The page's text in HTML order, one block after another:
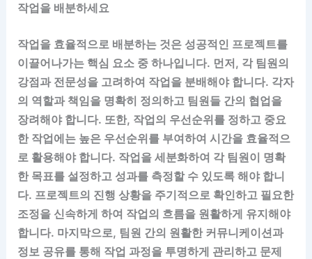
작업을 배분하세요
작업을 효율적으로 배분하는 것은 성공적인 프로젝트를
이끌어나가는 핵심 요소 중 하나입니다. 먼저, 각 팀원의
강점과 전문성을 고려하여 작업을 분배해야 합니다. 각자
의 역할과 책임을 명확히 정의하고 팀원들 간의 협업을
장려해야 합니다. 또한, 작업의 우선순위를 정하고 중요
한 작업에는 높은 우선순위를 부여하여 시간을 효율적으
로 활용해야 합니다. 작업을 세분화하여 각 팀원이 명확
한 목표를 설정하고 성과를 측정할 수 있도록 해야 합니
다. 프로젝트의 진행 상황을 주기적으로 확인하고 필요한
조정을 신속하게 하여 작업의 흐름을 원활하게 유지해야
합니다. 마지막으로, 팀원 간의 원활한 커뮤니케이션과
정보 공유를 통해 작업 과정을 투명하게 관리하고 문제